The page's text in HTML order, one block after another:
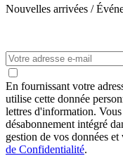
Nouvelles arrivées /
En fournissant votre
utilise cette donnée
lettres d'information.
désabonnement intégré
gestion de vos données
de Confidentialité.